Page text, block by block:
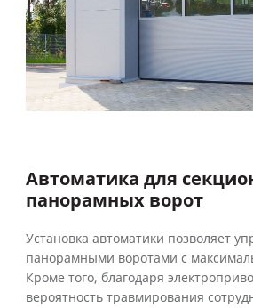
Автоматика для
панорамных ворот
Установка автоматики позволяет
панорамными воротами с
Кроме того, благодаря
вероятность травмирования